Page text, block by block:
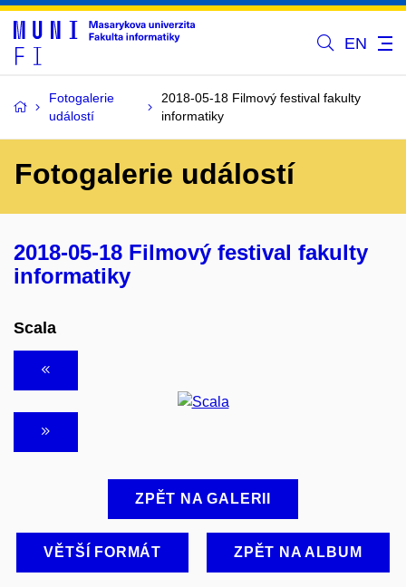
EN
Fotogalerie
událostí
2018-05-18 Filmový festival fakulty
informatiky
Fotogalerie událostí
2018-05-18 Filmový festival fakulty
informatiky
Scala
ZPĚT NA GALERII
VĚTŠÍ FORMÁT ZPĚT NA ALBUM